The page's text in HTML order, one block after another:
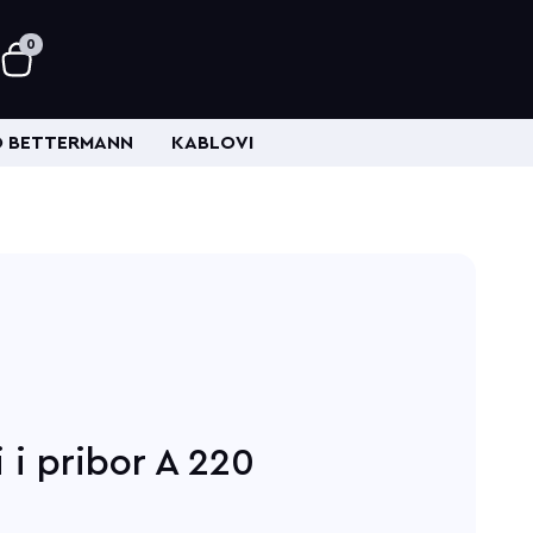
0
BETTERMANN KABLOVI
pribor A 220